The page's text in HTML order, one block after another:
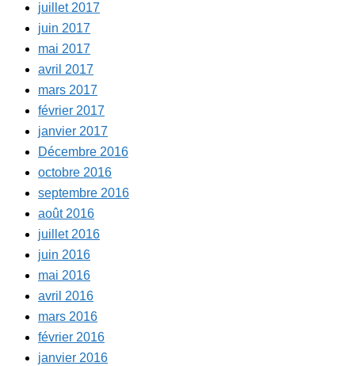
juillet 2017
juin 2017
mai 2017
avril 2017
mars 2017
février 2017
janvier 2017
Décembre 2016
octobre 2016
septembre 2016
août 2016
juillet 2016
juin 2016
mai 2016
avril 2016
mars 2016
février 2016
janvier 2016